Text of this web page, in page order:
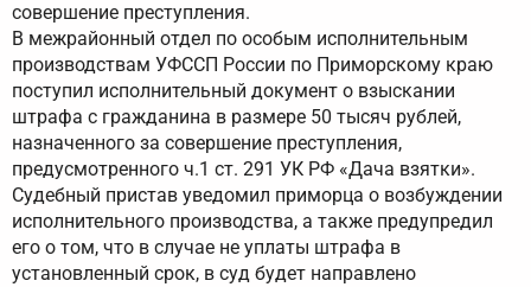
совершение преступления.
В межрайонный отдел по особым исполнительным
производствам УФССП России по Приморскому краю
поступил исполнительный документ о взыскании
штрафа с гражданина в размере 50 тысяч рублей,
назначенного за совершение преступления,
предусмотренного ч.1 ст. 291 УК РФ «Дача взятки».
Судебный пристав уведомил приморца о возбуждении
исполнительного производства, а также предупредил
его о том, что в случае не уплаты штрафа в
установленный срок, в суд будет направлено